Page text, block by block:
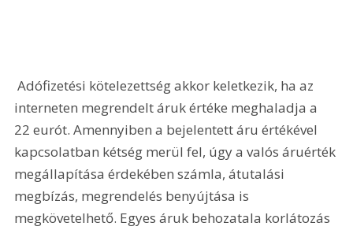
Adófizetési kötelezettség akkor keletkezik, ha az
interneten megrendelt áruk értéke meghaladja a
22 eurót. Amennyiben a bejelentett áru értékével
kapcsolatban kétség merül fel, úgy a valós áruérték
megállapítása érdekében számla, átutalási
megbízás, megrendelés benyújtása is
megkövetelhető. Egyes áruk behozatala korlátozás